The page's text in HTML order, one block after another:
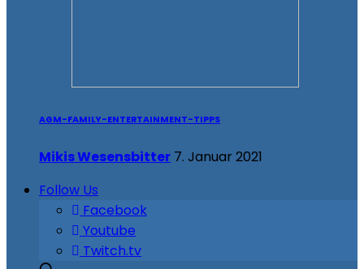
AGM-FAMILY-ENTERTAINMENT-TIPPS
Mikis Wesensbitter 7. Januar 2021
Follow Us
Facebook
Youtube
Twitch.tv